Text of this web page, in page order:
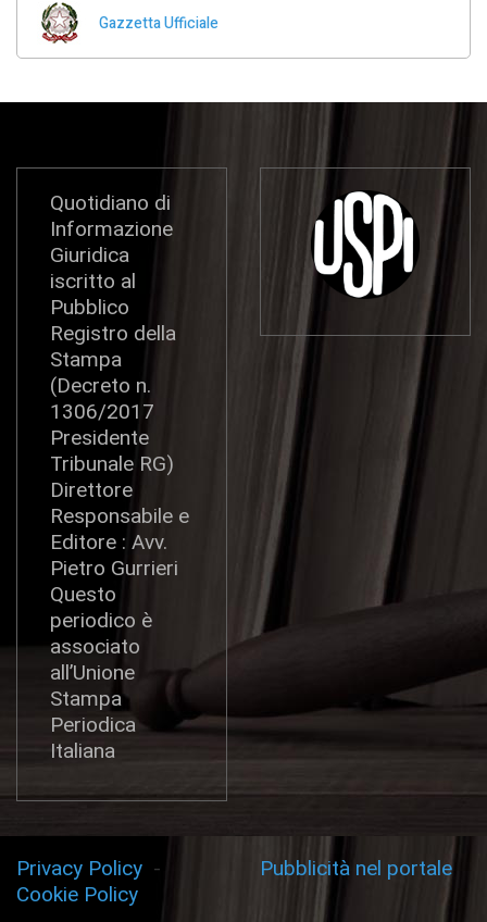
Gazzetta Ufficiale
Quotidiano di
Informazione
Giuridica
iscritto al
Pubblico
Registro della
Stampa
(Decreto n.
1306/2017
Presidente
Tribunale RG)
Direttore
Responsabile e
Editore : Avv.
Pietro Gurrieri
Questo
periodico è
associato
all’Unione
Stampa
Periodica
Italiana
Privacy Policy -
Cookie Policy
Pubblicità nel portale